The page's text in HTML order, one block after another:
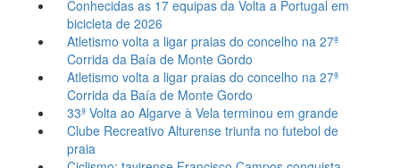
Conhecidas as 17 equipas da Volta a Portugal em
bicicleta de 2026
Atletismo volta a ligar praias do concelho na 27ª
Corrida da Baía de Monte Gordo
Atletismo volta a ligar praias do concelho na 27ª
Corrida da Baía de Monte Gordo
33ª Volta ao Algarve à Vela terminou em grande
Clube Recreativo Alturense triunfa no futebol de
praia